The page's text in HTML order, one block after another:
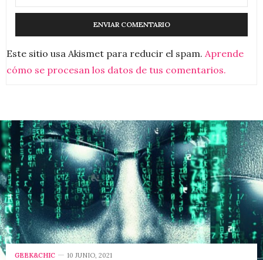
Este sitio usa Akismet para reducir el spam. Aprende
cómo se procesan los datos de tus comentarios.
GEEK&CHIC 10 JUNIO, 2021